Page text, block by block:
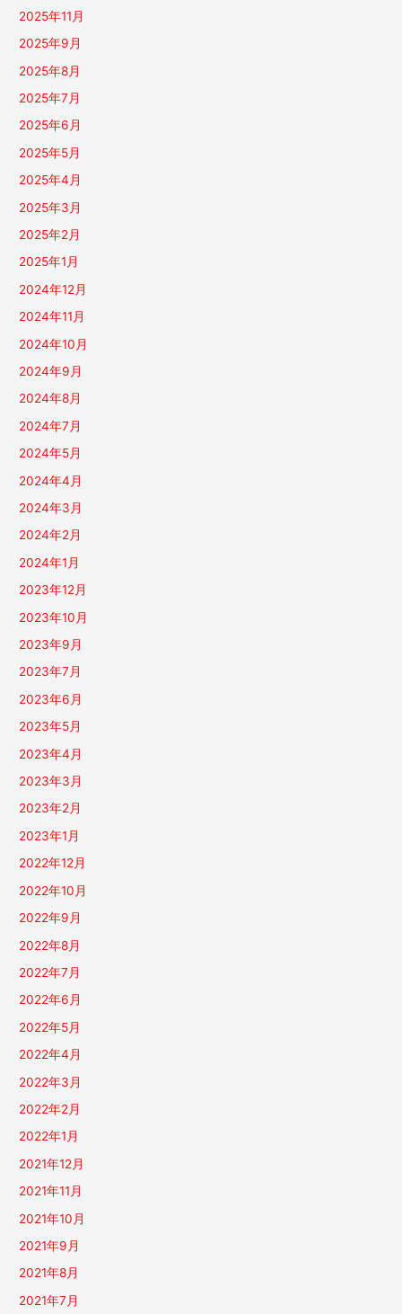
2025年11月
2025年9月
2025年8月
2025年7月
2025年6月
2025年5月
2025年4月
2025年3月
2025年2月
2025年1月
2024年12月
2024年11月
2024年10月
2024年9月
2024年8月
2024年7月
2024年5月
2024年4月
2024年3月
2024年2月
2024年1月
2023年12月
2023年10月
2023年9月
2023年7月
2023年6月
2023年5月
2023年4月
2023年3月
2023年2月
2023年1月
2022年12月
2022年10月
2022年9月
2022年8月
2022年7月
2022年6月
2022年5月
2022年4月
2022年3月
2022年2月
2022年1月
2021年12月
2021年11月
2021年10月
2021年9月
2021年8月
2021年7月